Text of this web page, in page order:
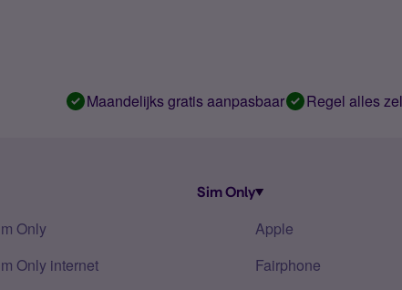
Maandelijks gratis aanpasbaar Regel alles
Sim Only
Only
Only internet
Apple
Fairphone